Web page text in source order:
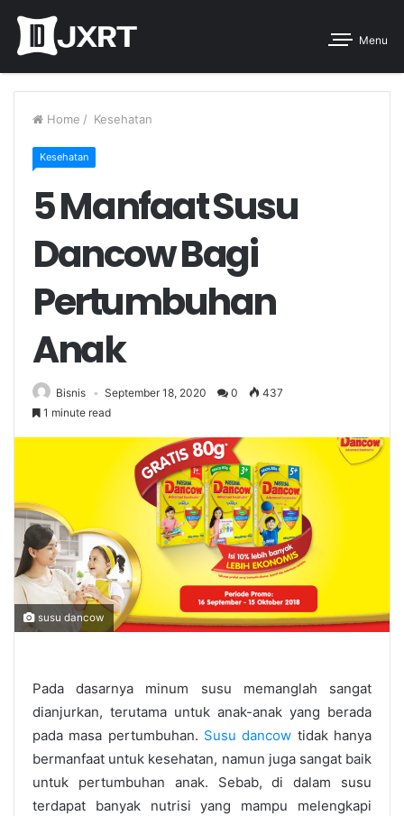
Menu
Home / Kesehatan
Kesehatan
5 Manfaat Susu
Dancow Bagi
Pertumbuhan
Anak
Bisnis September 18, 2020 0
437
1 minute read
susu dancow
Pada dasarnya minum susu memanglah sangat
dianjurkan, terutama untuk anak-anak yang berada
pada masa pertumbuhan. Susu dancow tidak hanya
bermanfaat untuk kesehatan, namun juga sangat baik
untuk pertumbuhan anak. Sebab, di dalam susu
terdapat banyak nutrisi yang mampu melengkapi